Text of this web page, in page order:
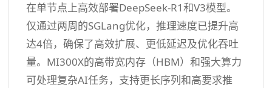
在单节点上高效部署DeepSeek-R1和V3模型。
仅通过两周的SGLang优化，推理速度已提升高
达4倍，确保了高效扩展、更低延迟及优化吞吐
量。MI300X的高带宽内存（HBM）和强大算力
可处理复杂AI任务，支持更长序列和高要求推